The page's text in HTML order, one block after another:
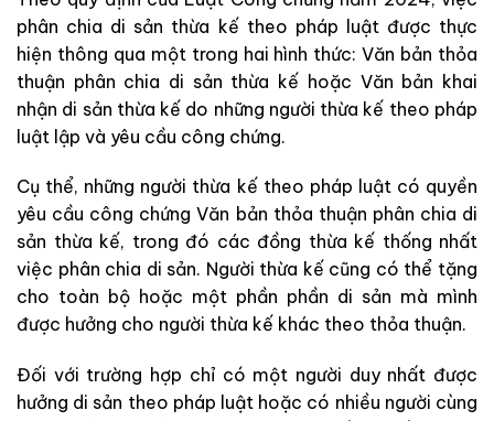
phân chia di sản thừa kế theo pháp luật được thực
hiện thông qua một trong hai hình thức: Văn bản thỏa
thuận phân chia di sản thừa kế hoặc Văn bản khai
nhận di sản thừa kế do những người thừa kế theo pháp
luật lập và yêu cầu công chứng.
Cụ thể, những người thừa kế theo pháp luật có quyền
yêu cầu công chứng Văn bản thỏa thuận phân chia di
sản thừa kế, trong đó các đồng thừa kế thống nhất
việc phân chia di sản. Người thừa kế cũng có thể tặng
cho toàn bộ hoặc một phần phần di sản mà mình
được hưởng cho người thừa kế khác theo thỏa thuận.
Đối với trường hợp chỉ có một người duy nhất được
hưởng di sản theo pháp luật hoặc có nhiều người cùng